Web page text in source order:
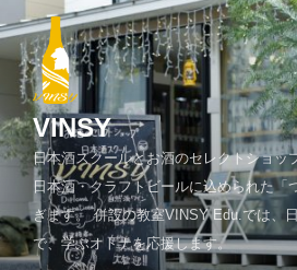
ン
ツ
へ
ッ
プ
VINSY
日本酒スクールとお酒のセレクトショッ
日本酒・クラフトビールに込められた「
ぎます。 併設の教室VINSY Edu.では、
で、学ぶオトナを応援します。